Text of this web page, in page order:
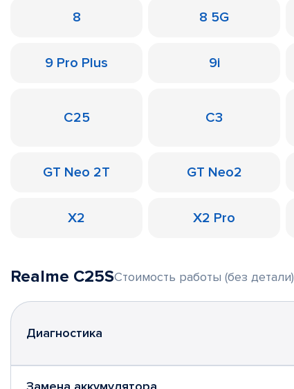
8 8 5G
9 Pro Plus 9i
C25 C3
GT Neo 2T GT Neo2
X2 X2 Pro
Realme C25SСтоимость работы (без детали)
Диагностика